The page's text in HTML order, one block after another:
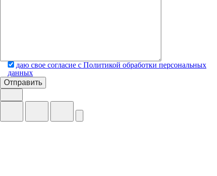
даю свое согласие с Политикой обработки персональных
данных